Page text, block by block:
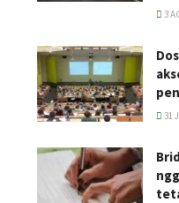
3
31